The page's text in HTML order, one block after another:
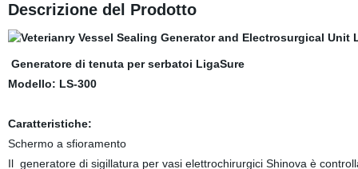
Descrizione del Prodotto
Generatore di tenuta per serbatoi LigaSure
Modello: LS-300
Caratteristiche:
Schermo a sfioramento
Il generatore di sigillatura per vasi elettrochirurgici Shinova è